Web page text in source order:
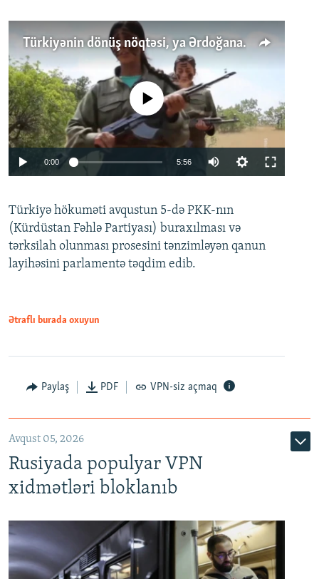
Türkiyənin dönüş nöqtəsi, ya Ərdoğana üçüncü şans: PKK ilə qəfil barışıq nə deməkdir?
Auto 240p 360p 480p
720p 1080p
No media source currently available
0:00 5:56
360p
480p
Türkiyə hökuməti avqustun 5-də PKK-nın
(Kürdüstan Fəhlə Partiyası) buraxılması və
tərksilah olunması prosesini tənzimləyən qanun
layihəsini parlamentə təqdim edib.
Ətraflı burada oxuyun
Paylaş PDF VPN-siz açmaq
Avqust 05, 2026
Rusiyada populyar VPN
xidmətləri bloklanıb